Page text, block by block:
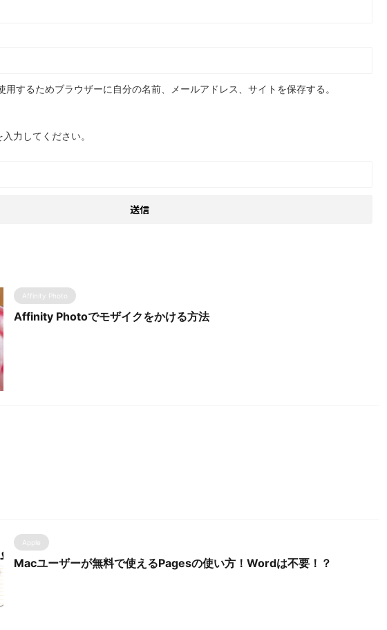
用するためブラウザーに自分の名前、メールアドレス、サイトを保存する。
力してください。
Affinity Photo
Affinity Photoでモザイクをかける方法
Apple
Macユーザーが無料で使えるPagesの使い方！Wordは不要！？